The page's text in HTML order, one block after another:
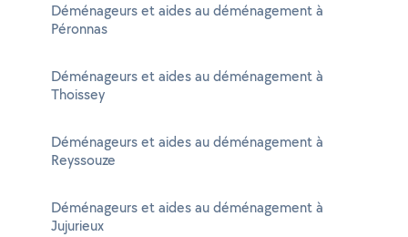
Déménageurs et aides au déménagement à
Péronnas
Déménageurs et aides au déménagement à
Thoissey
Déménageurs et aides au déménagement à
Reyssouze
Déménageurs et aides au déménagement à
Jujurieux